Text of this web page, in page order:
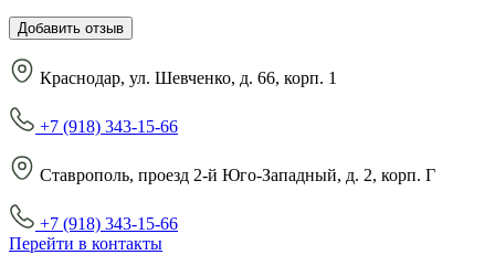
Добавить отзыв
Краснодар, ул. Шевченко, д. 66, корп. 1
+7 (918) 343-15-66
Ставрополь, проезд 2-й Юго-Западный, д. 2, корп. Г
+7 (918) 343-15-66
Перейти в контакты